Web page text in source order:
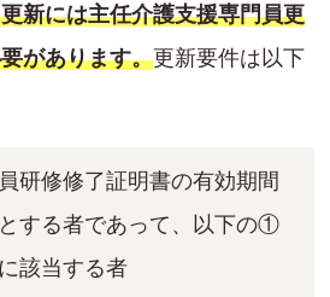
新には主任介護支援専門員更
があります。更新要件は以下
研修修了証明書の有効期間
する者であって、以下の①
該当する者